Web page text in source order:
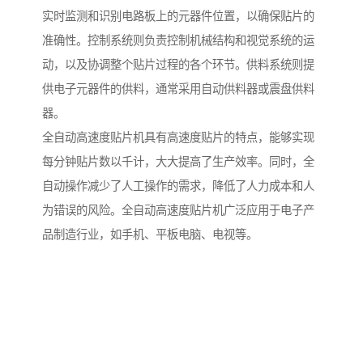
实时监测和识别电路板上的元器件位置，以确保贴片的
准确性。控制系统则负责控制机械结构和视觉系统的运
动，以及协调整个贴片过程的各个环节。供料系统则提
供电子元器件的供料，通常采用自动供料器或震盘供料
器。
全自动高速度贴片机具有高速度贴片的特点，能够实现
每分钟贴片数以千计，大大提高了生产效率。同时，全
自动操作减少了人工操作的需求，降低了人力成本和人
为错误的风险。全自动高速度贴片机广泛应用于电子产
品制造行业，如手机、平板电脑、电视等。